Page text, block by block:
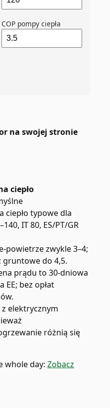
COP pompy ciepła
na swojej stronie
ciepło
ciepło typowe dla
IT 80, ES/PT/GR
powietrze zwykle 3–4;
gruntowe do 4,5.
prądu to 30-dniowa
EE; bez opłat
elektrycznym
różnią się
whole day: Zobacz